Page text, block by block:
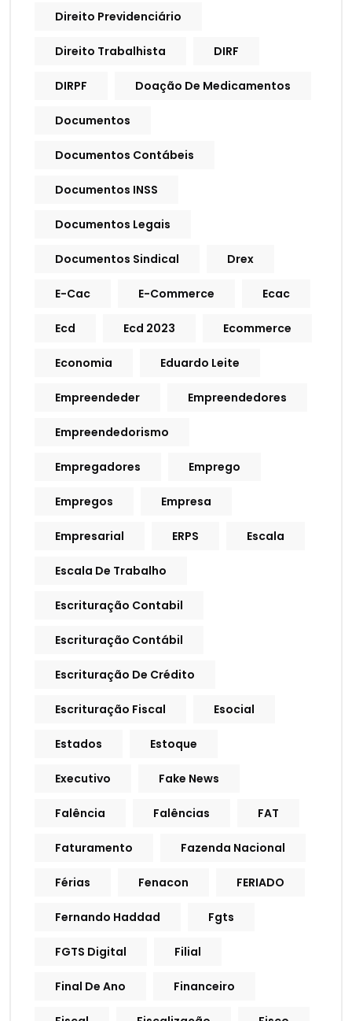
Direito Previdenciário
Direito Trabalhista DIRF
DIRPF Doação De Medicamentos
Documentos
Documentos Contábeis
Documentos INSS
Documentos Legais
Documentos Sindical Drex
E-Cac E-Commerce Ecac
Ecd Ecd 2023 Ecommerce
Economia Eduardo Leite
Empreendeder Empreendedores
Empreendedorismo
Empregadores Emprego
Empregos Empresa
Empresarial ERPS Escala
Escala De Trabalho
Escrituração Contabil
Escrituração Contábil
Escrituração De Crédito
Escrituração Fiscal Esocial
Estados Estoque
Executivo Fake News
Falência Falências FAT
Faturamento Fazenda Nacional
Férias Fenacon FERIADO
Fernando Haddad Fgts
FGTS Digital Filial
Final De Ano Financeiro